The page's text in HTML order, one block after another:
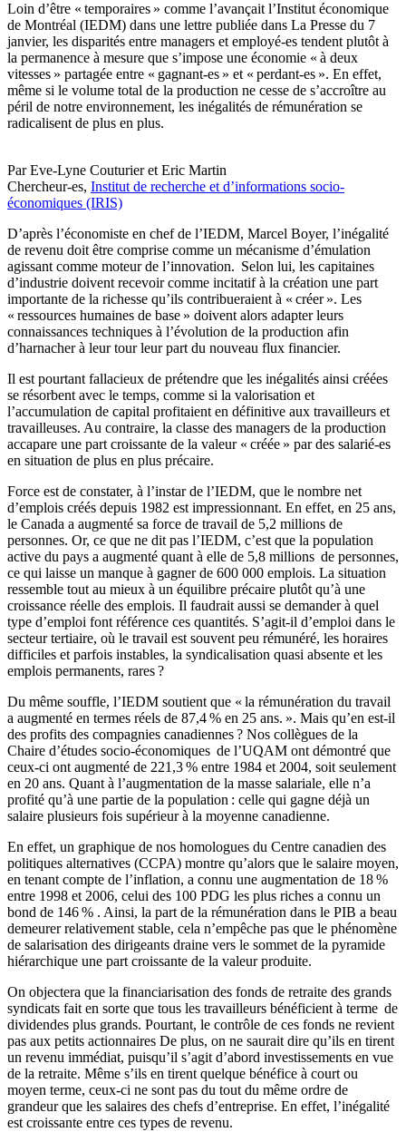
Loin d’être « temporaires » comme l’avançait l’Institut économique
de Montréal (IEDM) dans une lettre publiée dans La Presse du 7
janvier, les disparités entre managers et employé-es tendent plutôt à
la permanence à mesure que s’impose une économie « à deux
vitesses » partagée entre « gagnant-es » et « perdant-es ». En effet,
même si le volume total de la production ne cesse de s’accroître au
péril de notre environnement, les inégalités de rémunération se
radicalisent de plus en plus.
Par Eve-Lyne Couturier et Eric Martin
Chercheur-es, Institut de recherche et d’informations socio-
économiques (IRIS)
D’après l’économiste en chef de l’IEDM, Marcel Boyer, l’inégalité
de revenu doit être comprise comme un mécanisme d’émulation
agissant comme moteur de l’innovation. Selon lui, les capitaines
d’industrie doivent recevoir comme incitatif à la création une part
importante de la richesse qu’ils contribueraient à « créer ». Les
« ressources humaines de base » doivent alors adapter leurs
connaissances techniques à l’évolution de la production afin
d’harnacher à leur tour leur part du nouveau flux financier.
Il est pourtant fallacieux de prétendre que les inégalités ainsi créées
se résorbent avec le temps, comme si la valorisation et
l’accumulation de capital profitaient en définitive aux travailleurs et
travailleuses. Au contraire, la classe des managers de la production
accapare une part croissante de la valeur « créée » par des salarié-es
en situation de plus en plus précaire.
Force est de constater, à l’instar de l’IEDM, que le nombre net
d’emplois créés depuis 1982 est impressionnant. En effet, en 25 ans,
le Canada a augmenté sa force de travail de 5,2 millions de
personnes. Or, ce que ne dit pas l’IEDM, c’est que la population
active du pays a augmenté quant à elle de 5,8 millions de personnes,
ce qui laisse un manque à gagner de 600 000 emplois. La situation
ressemble tout au mieux à un équilibre précaire plutôt qu’à une
croissance réelle des emplois. Il faudrait aussi se demander à quel
type d’emploi font référence ces quantités. S’agit-il d’emploi dans le
secteur tertiaire, où le travail est souvent peu rémunéré, les horaires
difficiles et parfois instables, la syndicalisation quasi absente et les
emplois permanents, rares ?
Du même souffle, l’IEDM soutient que « la rémunération du travail
a augmenté en termes réels de 87,4 % en 25 ans. ». Mais qu’en est-il
des profits des compagnies canadiennes ? Nos collègues de la
Chaire d’études socio-économiques de l’UQAM ont démontré que
ceux-ci ont augmenté de 221,3 % entre 1984 et 2004, soit seulement
en 20 ans. Quant à l’augmentation de la masse salariale, elle n’a
profité qu’à une partie de la population : celle qui gagne déjà un
salaire plusieurs fois supérieur à la moyenne canadienne.
En effet, un graphique de nos homologues du Centre canadien des
politiques alternatives (CCPA) montre qu’alors que le salaire moyen,
en tenant compte de l’inflation, a connu une augmentation de 18 %
entre 1998 et 2006, celui des 100 PDG les plus riches a connu un
bond de 146 % . Ainsi, la part de la rémunération dans le PIB a beau
demeurer relativement stable, cela n’empêche pas que le phénomène
de salarisation des dirigeants draine vers le sommet de la pyramide
hiérarchique une part croissante de la valeur produite.
On objectera que la financiarisation des fonds de retraite des grands
syndicats fait en sorte que tous les travailleurs bénéficient à terme de
dividendes plus grands. Pourtant, le contrôle de ces fonds ne revient
pas aux petits actionnaires De plus, on ne saurait dire qu’ils en tirent
un revenu immédiat, puisqu’il s’agit d’abord investissements en vue
de la retraite. Même s’ils en tirent quelque bénéfice à court ou
moyen terme, ceux-ci ne sont pas du tout du même ordre de
grandeur que les salaires des chefs d’entreprise. En effet, l’inégalité
est croissante entre ces types de revenu.